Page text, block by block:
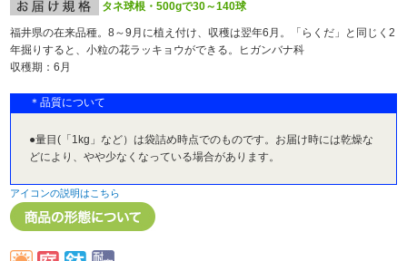
タネ球根・500gで30～140球
福井県の在来品種。8～9月に植え付け、収穫は翌年6月。「らくだ」と同じく2
年掘りすると、小粒の花ラッキョウができる。ヒガンバナ科
収穫期：6月
＊品質について
●量目(「1kg」など）は袋詰め時点でのものです。お届け時には乾燥な
どにより、やや少なくなっている場合があります。
アイコンの説明はこちら